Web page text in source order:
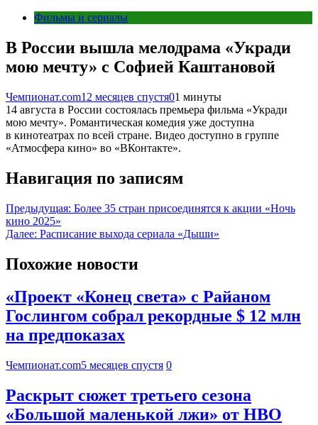
Фильмы и сериалы
В России вышла мелодрама «Укради
мою мечту» с Софией Каштановой
Чемпионат.com12 месяцев спустя01 минуты
14 августа в России состоялась премьера фильма «Укради
мою мечту». Романтическая комедия уже доступна
в кинотеатрах по всей стране. Видео доступно в группе
«Атмосфера кино» во «ВКонтакте».
Навигация по записям
Предыдущая: Более 35 стран присоединятся к акции «Ночь
кино 2025»
Далее: Расписание выхода сериала «Дыши»
Похожие новости
«Проект «Конец света» с Райаном
Гослингом собрал рекордные $ 12 млн
на предпоказах
Чемпионат.com5 месяцев спустя 0
Раскрыт сюжет третьего сезона
«Большой маленькой лжи» от HBO